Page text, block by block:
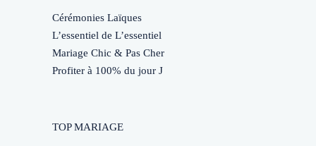
Cérémonies Laïques
L’essentiel de L’essentiel
Mariage Chic & Pas Cher
Profiter à 100% du jour J
TOP MARIAGE